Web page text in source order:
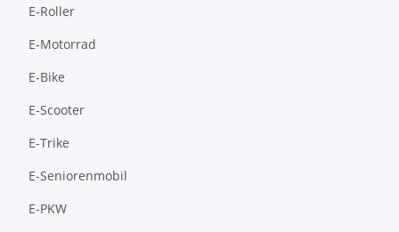
E-Roller
E-Motorrad
E-Bike
E-Scooter
E-Trike
E-Seniorenmobil
E-PKW